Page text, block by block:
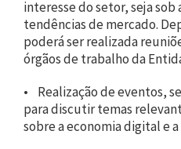
interesse do setor, seja sob
tendências de mercado.
poderá ser realizada
órgãos de trabalho da
• Realização de eventos,
para discutir temas
sobre a economia digital e a